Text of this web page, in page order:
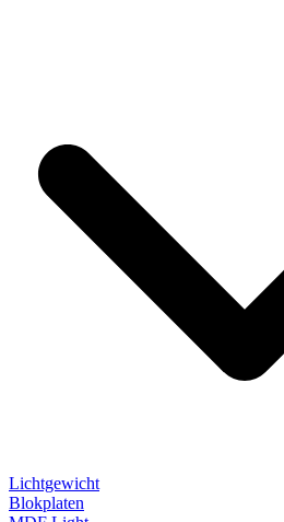
Lichtgewicht
Blokplaten